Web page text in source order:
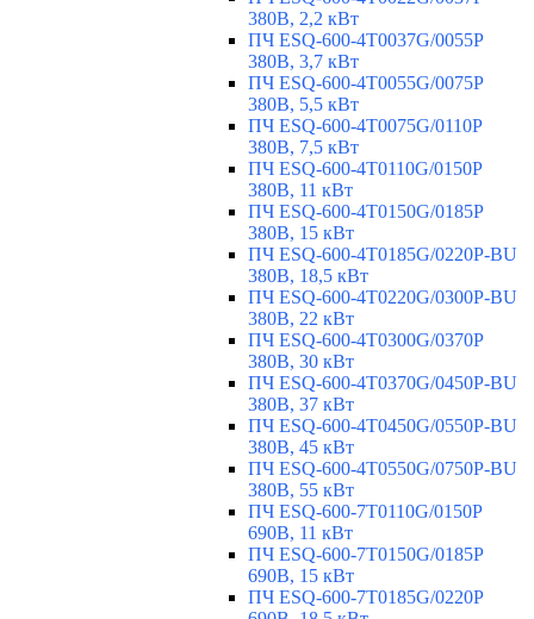
380В, 2,2 кВт
ПЧ ESQ-600-4T0037G/0055P
380В, 3,7 кВт
ПЧ ESQ-600-4T0055G/0075P
380В, 5,5 кВт
ПЧ ESQ-600-4T0075G/0110P
380В, 7,5 кВт
ПЧ ESQ-600-4T0110G/0150P
380В, 11 кВт
ПЧ ESQ-600-4T0150G/0185P
380В, 15 кВт
ПЧ ESQ-600-4T0185G/0220P-BU
380В, 18,5 кВт
ПЧ ESQ-600-4T0220G/0300P-BU
380В, 22 кВт
ПЧ ESQ-600-4T0300G/0370P
380В, 30 кВт
ПЧ ESQ-600-4T0370G/0450P-BU
380В, 37 кВт
ПЧ ESQ-600-4T0450G/0550P-BU
380В, 45 кВт
ПЧ ESQ-600-4T0550G/0750P-BU
380В, 55 кВт
ПЧ ESQ-600-7T0110G/0150P
690В, 11 кВт
ПЧ ESQ-600-7T0150G/0185P
690В, 15 кВт
ПЧ ESQ-600-7T0185G/0220P